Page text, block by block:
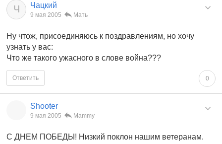
Ч Чацкий
9 мая 2005 Мать
Ну чтож, присоединяюсь к поздравлениям, но хочу
узнать у вас:
Что же такого ужасного в слове война???
0
Ответить
Shooter
9 мая 2005 Mammy
С ДНЕМ ПОБЕДЫ! Низкий поклон нашим ветеранам.